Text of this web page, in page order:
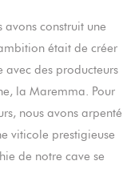
avons construit une
était de créer
avec des producteurs
la Maremma. Pour
nous avons arpenté
viticole prestigieuse
de notre cave se